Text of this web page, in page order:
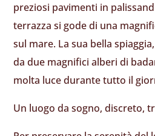
preziosi pavimenti in
terrazza si gode di una
sul mare. La sua bella
da due magnifici alberi di
molta luce durante tutto il
Un luogo da sogno, discreto,